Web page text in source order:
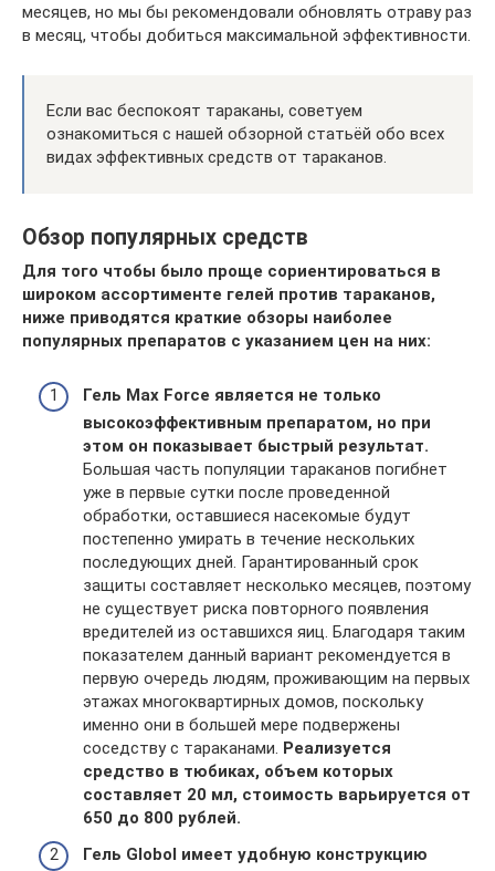
месяцев, но мы бы рекомендовали обновлять отраву раз
в месяц, чтобы добиться максимальной эффективности.
Если вас беспокоят тараканы, советуем
ознакомиться с нашей обзорной статьёй обо всех
видах эффективных средств от тараканов.
Обзор популярных средств
Для того чтобы было проще сориентироваться в
широком ассортименте гелей против тараканов,
ниже приводятся краткие обзоры наиболее
популярных препаратов с указанием цен на них:
Гель Max Force является не только
высокоэффективным препаратом, но при
этом он показывает быстрый результат.
Большая часть популяции тараканов погибнет
уже в первые сутки после проведенной
обработки, оставшиеся насекомые будут
постепенно умирать в течение нескольких
последующих дней. Гарантированный срок
защиты составляет несколько месяцев, поэтому
не существует риска повторного появления
вредителей из оставшихся яиц. Благодаря таким
показателем данный вариант рекомендуется в
первую очередь людям, проживающим на первых
этажах многоквартирных домов, поскольку
именно они в большей мере подвержены
соседству с тараканами. Реализуется
средство в тюбиках, объем которых
составляет 20 мл, стоимость варьируется от
650 до 800 рублей.
Гель Globol имеет удобную конструкцию